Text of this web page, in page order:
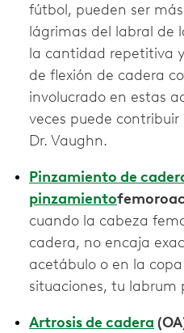
fútbol, pueden ser
lágrimas del labral de
la cantidad repetitiva
de flexión de cadera
involucrado en estas
veces puede
Dr. Vaughn.
Pinzamiento de
pinzamiento
cuando la cabeza
cadera, no encaja
acetábulo o en la
situaciones, tu labrum
Artrosis de cadera